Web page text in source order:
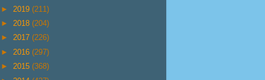
► 2019 (211)
► 2018 (204)
► 2017 (226)
► 2016 (297)
► 2015 (368)